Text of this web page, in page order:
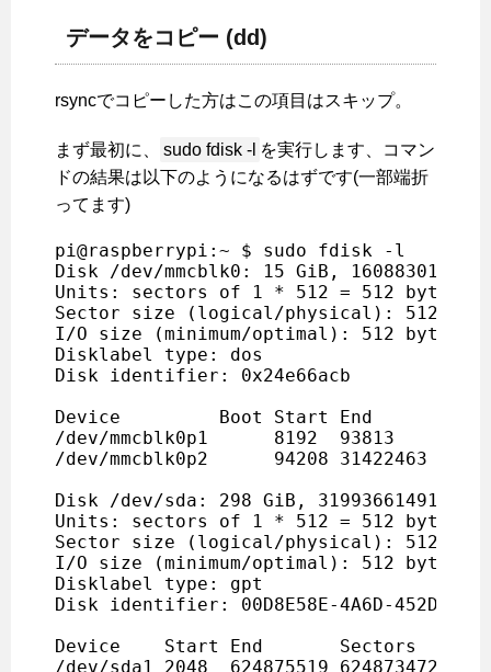
データをコピー (dd)
rsyncでコピーした方はこの項目はスキップ。
まず最初に、 sudo fdisk -l を実行します、コマン
ドの結果は以下のようになるはずです(一部端折
ってます)
pi@raspberrypi:~ $ sudo fdisk -l
Disk /dev/mmcblk0: 15 GiB, 16088301568
Units: sectors of 1 * 512 = 512 bytes
Sector size (logical/physical): 512
I/O size (minimum/optimal): 512 bytes /
Disklabel type: dos
Disk identifier: 0x24e66acb
Device         Boot Start End
/dev/mmcblk0p1      8192  93813
/dev/mmcblk0p2      94208 31422463
Disk /dev/sda: 298 GiB, 319936614912
Units: sectors of 1 * 512 = 512 bytes
Sector size (logical/physical): 512
I/O size (minimum/optimal): 512 bytes /
Disklabel type: gpt
Disk identifier: 00D8E58E-4A6D-452D-
Device    Start End       Sectors   Size
/dev/sda1 2048  624875519 624873472